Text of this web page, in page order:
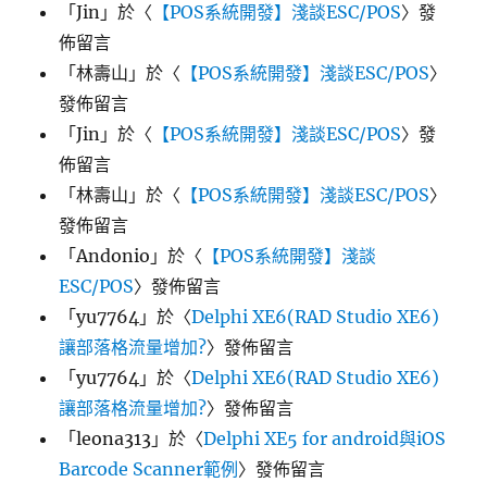
「Jin 」於〈 【POS系統開發】淺談ESC/POS〉發
佈留言
「林壽山 」於〈 【POS系統開發】淺談ESC/POS〉
發佈留言
「Jin 」於〈 【POS系統開發】淺談ESC/POS〉發
佈留言
「林壽山 」於〈 【POS系統開發】淺談ESC/POS〉
發佈留言
「Andonio 」於〈 【POS系統開發】淺談
ESC/POS〉發佈留言
「yu7764 」於〈Delphi XE6(RAD Studio XE6)
讓部落格流量增加?〉發佈留言
「yu7764 」於〈Delphi XE6(RAD Studio XE6)
讓部落格流量增加?〉發佈留言
「leona313 」於〈Delphi XE5 for android與iOS
Barcode Scanner範例 〉發佈留言